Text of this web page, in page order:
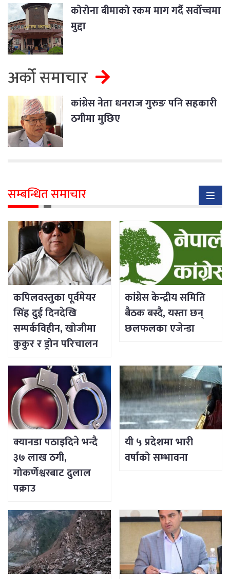
कोरोना बीमाको रकम माग गर्दै सर्वोच्चमा
मुद्दा
अर्को समाचार
कांग्रेस नेता धनराज गुरुङ पनि सहकारी
ठगीमा मुछिए
सम्बन्धित समाचार
कपिलवस्तुका पूर्वमेयर
सिंह दुई दिनदेखि
सम्पर्कविहीन, खोजीमा
कुकुर र ड्रोन परिचालन
कांग्रेस केन्द्रीय समिति
बैठक बस्दै, यस्ता छन्
छलफलका एजेन्डा
क्यानडा पठाइदिने भन्दै
३७ लाख ठगी,
गोकर्णेश्वरबाट दुलाल
पक्राउ
यी ५ प्रदेशमा भारी
वर्षाको सम्भावना